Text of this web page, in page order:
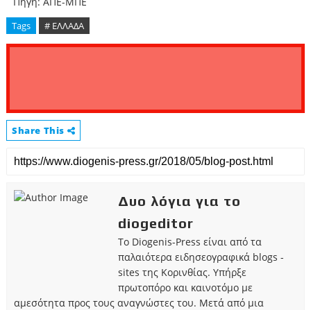
Tags # ΕΛΛΑΔΑ
Share This
Δυο λόγια για το
diogeditor
Το Diogenis-Press είναι από τα
παλαιότερα ειδησεογραφικά blogs -
sites της Κορινθίας. Υπήρξε
πρωτοπόρο και καινοτόμο με
αμεσότητα προς τους αναγνώστες του. Μετά από μια